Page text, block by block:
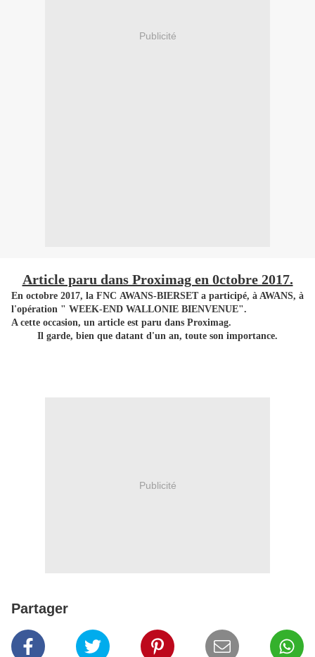
Publicité
Article paru dans Proximag en 0ctobre 2017.
En octobre 2017, la FNC AWANS-BIERSET a participé, à AWANS, à
l'opération " WEEK-END WALLONIE BIENVENUE".
A cette occasion, un article est paru dans Proximag.
Il garde, bien que datant d'un an, toute son importance.
Publicité
Partager